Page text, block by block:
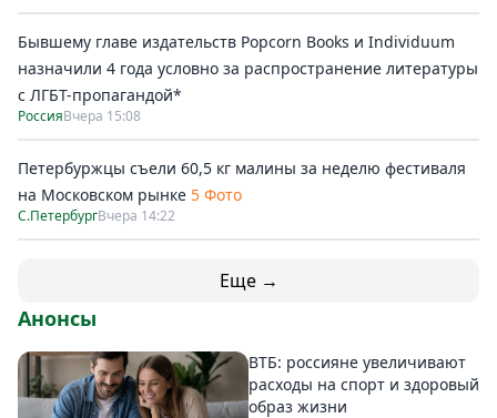
Бывшему главе издательств Popcorn Books и Individuum
назначили 4 года условно за распространение литературы
с ЛГБТ-пропагандой*
РоссияВчера 15:08
Петербуржцы съели 60,5 кг малины за неделю фестиваля
на Московском рынке 5 Фото
С.ПетербургВчера 14:22
Еще →
Анонсы
ВТБ: россияне увеличивают
расходы на спорт и здоровый
образ жизни